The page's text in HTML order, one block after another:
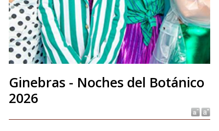
Ginebras - Noches del Botánico
2026